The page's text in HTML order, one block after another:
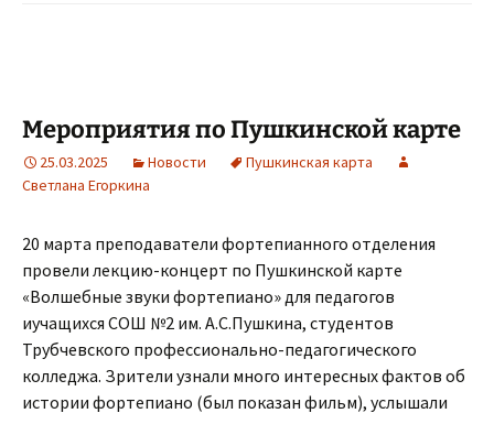
Мероприятия по Пушкинской карте
25.03.2025 Новости
Пушкинская карта
Светлана Егоркина
20 марта преподаватели фортепианного отделения
провели лекцию-концерт по Пушкинской карте
«Волшебные звуки фортепиано» для педагогов
иучащихся СОШ №2 им. А.С.Пушкина, студентов
Трубчевского профессионально-педагогического
колледжа. Зрители узнали много интересных фактов об
истории фортепиано (был показан фильм), услышали